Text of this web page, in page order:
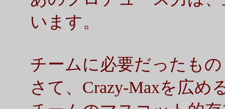
います。
チームに必要だったもの
さて、Crazy-Maxを広